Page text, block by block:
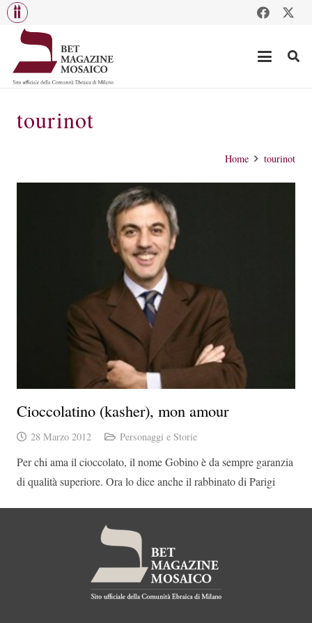
tourinot
Home tourinot
Cioccolatino (kasher), mon amour
28 Marzo 2012 Personaggi e Storie
Per chi ama il cioccolato, il nome Gobino è da sempre garanzia
di qualità superiore. Ora lo dice anche il rabbinato di Parigi